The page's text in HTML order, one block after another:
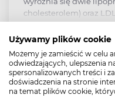
Używamy plików cookie
Możemy je zamieścić w celu
odwiedzających, ulepszenia
spersonalizowanych treści i
doświadczenia na stronie
na temat plików cookie,
cholesterolem) oraz
niezbędny do
organizmu, buduje m.
wysoki poziom
rozwoju wielu chorób,
wieńcowej a nawet
cholesterolu
aktywność fizyczna.